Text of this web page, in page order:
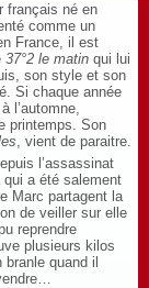
français né en
comme un
France, il est
37°2 le matin qui lui
son style et son
Si chaque année
l’automne,
printemps. Son
, vient de paraitre.
l’assassinat
a été salement
Marc partagent la
de veiller sur elle
reprendre
plusieurs kilos
quand il